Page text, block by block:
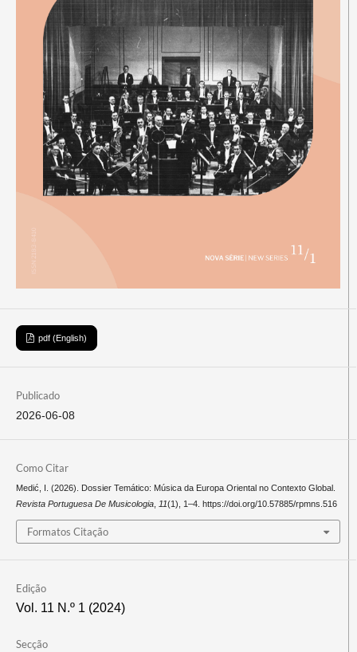
pdf (English)
Publicado
2026-06-08
Como Citar
Medić, I. (2026). Dossier Temático: Música da Europa Oriental no Contexto Global.
Revista Portuguesa De Musicologia, 11(1), 1–4. https://doi.org/10.57885/rpmns.516
Formatos Citação
Edição
Vol. 11 N.º 1 (2024)
Secção